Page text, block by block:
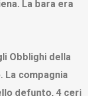
La bara era
Obblighi della
La compagnia
defunto, 4 ceri